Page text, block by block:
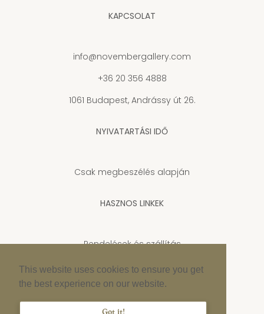
This website uses cookies to ensure you get
the best experience on our website.
KAPCSOLAT
info@novembergallery.com
+36 20 356 4888
1061 Budapest, Andrássy út 26.
NYIVATARTÁSI IDŐ
Csak megbeszélés alapján
HASZNOS LINKEK
Rendelések és szállítás
Adatkezelési tájékoztató
Cookie szabályzat
Impresszum